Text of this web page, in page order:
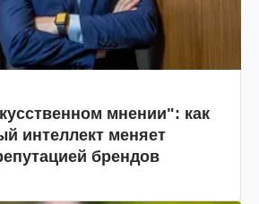
мнении": как
интеллект меняет
брендов